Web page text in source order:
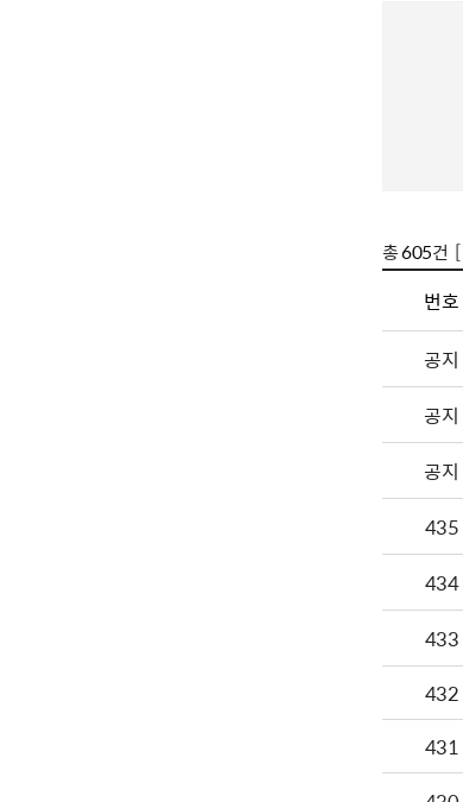
총605건 [
번호
공지
공지
공지
435
434
433
432
431